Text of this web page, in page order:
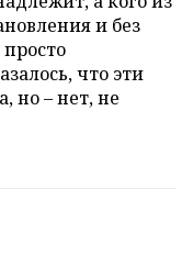
и без
что эти
но – нет, не